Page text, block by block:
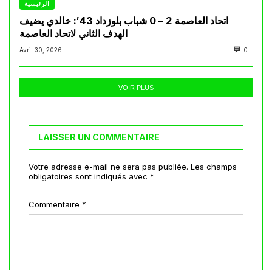
الرئيسية
اتحاد العاصمة 2 – 0 شباب بلوزداد 43′: خالدي يضيف
الهدف الثاني لاتحاد العاصمة
Avril 30, 2026 0
VOIR PLUS
LAISSER UN COMMENTAIRE
Votre adresse e-mail ne sera pas publiée. Les champs
obligatoires sont indiqués avec *
Commentaire *